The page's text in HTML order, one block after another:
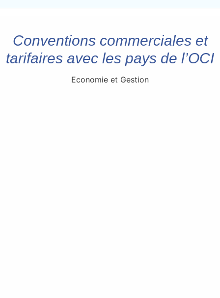
Conventions commerciales et
tarifaires avec les pays de l’OCI
Economie et Gestion